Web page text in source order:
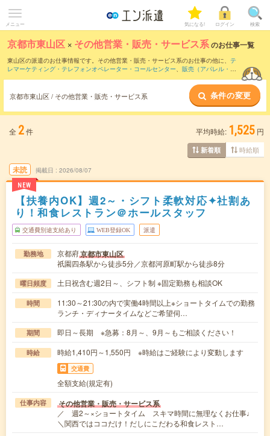
メニュー 気になる! ログイン 検索
京都市東山区 × その他営業・販売・サービス系のお仕事一覧
東山区の派遣のお仕事情報です。その他営業・販売・サービス系のお仕事の他に、 テ
レマーケティング・テレフォンオペレーター・コールセンター、 販売（アパレル・フ
などのこだわり条件で絞り込んでいただ
けます。
京都市東山区 / その他営業・販売・サービス系 条件の変更
全 2件 平均時給: 1,525 円
新着順 時給順
未読
NEW
掲載日 2026/08/07
【扶養内OK】週2～・シフト柔軟対応✦社割あ
り！和食レストラン＠ホールスタッフ
交通費別途支給あり WEB登録OK 派遣
勤務地 京都府京都市東山区
祇園四条駅から徒歩5分／京都河原町駅から徒歩8分
曜日頻度 土日祝含む週2日～、シフト制 ※固定勤務も相談OK
時間
11:30～21:30の内で実働4時間以上※ショートタイムでの勤務
ランチ・ディナータイムなどご希望伺…
期間 即日～長期 ※急募：8月～、9月～もご相談ください！
時給 時給1,410円～1,550円 ※時給はご経験により変動します
交通費
全額支給(規定有)
仕事内容 その他営業・販売・サービス系
／ 週2～×ショートタイム スキマ時間に無理なくお仕事♩
＼関西ではココだけ！だしにこだわる和食レスト…